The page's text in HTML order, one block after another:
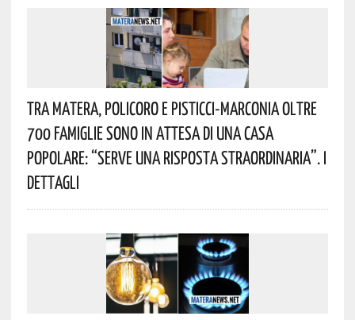
Tra Matera, Policoro E Pisticci-Marconia Oltre
700 Famiglie Sono In Attesa Di Una Casa
Popolare: “serve Una Risposta Straordinaria”. I
Dettagli